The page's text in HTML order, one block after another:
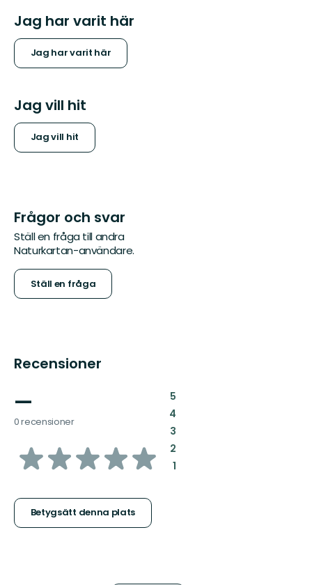
Jag har varit här
Jag har varit här
Jag vill hit
Jag vill hit
Frågor och svar
Ställ en fråga till andra
Naturkartan-användare.
Ställ en fråga
Recensioner
—
0 recensioner
av
stjärnor
Betygsätt denna plats
5:
4:
3:
2:
1: